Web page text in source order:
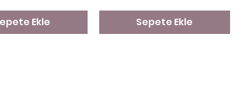
Ekle Sepete Ekle